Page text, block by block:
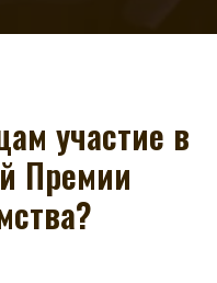
участие в
Премии